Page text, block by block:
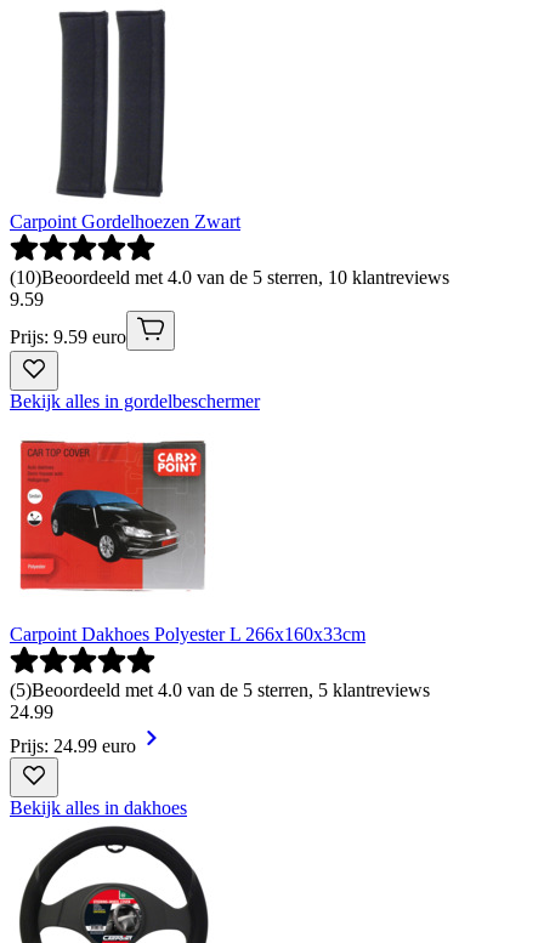
Carpoint Gordelhoezen Zwart
(10)Beoordeeld met 4.0 van de 5 sterren, 10 klantreviews
9.59
Prijs: 9.59 euro
Bekijk alles in gordelbeschermer
Carpoint Dakhoes Polyester L 266x160x33cm
(5)Beoordeeld met 4.0 van de 5 sterren, 5 klantreviews
24.99
Prijs: 24.99 euro
Bekijk alles in dakhoes